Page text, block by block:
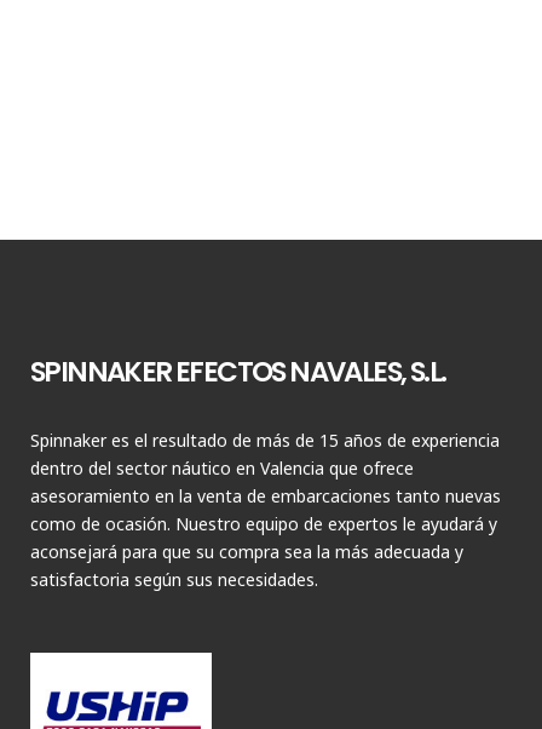
SPINNAKER EFECTOS NAVALES, S.L.
Spinnaker es el resultado de más de 15 años de experiencia
dentro del sector náutico en Valencia que ofrece
asesoramiento en la venta de embarcaciones tanto nuevas
como de ocasión. Nuestro equipo de expertos le ayudará y
aconsejará para que su compra sea la más adecuada y
satisfactoria según sus necesidades.